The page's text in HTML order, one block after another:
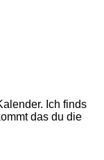
Ich finds
das du die